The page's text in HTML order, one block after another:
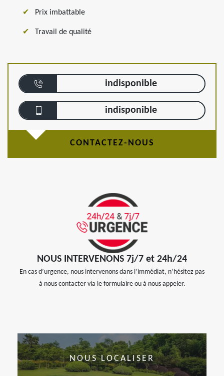
Prix imbattable
Travail de qualité
indisponible
indisponible
CONTACTEZ-NOUS
NOUS INTERVENONS 7j/7 et 24h/24
En cas d’urgence, nous intervenons dans l’immédiat, n’hésitez pas
à nous contacter via le formulaire ou à nous appeler.
NOUS LOCALISER